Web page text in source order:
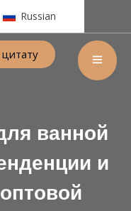
Russian
ванной
и